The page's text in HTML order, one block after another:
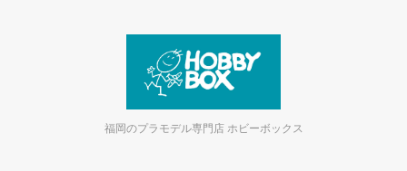
福岡のプラモデル専門店 ホビーボックス